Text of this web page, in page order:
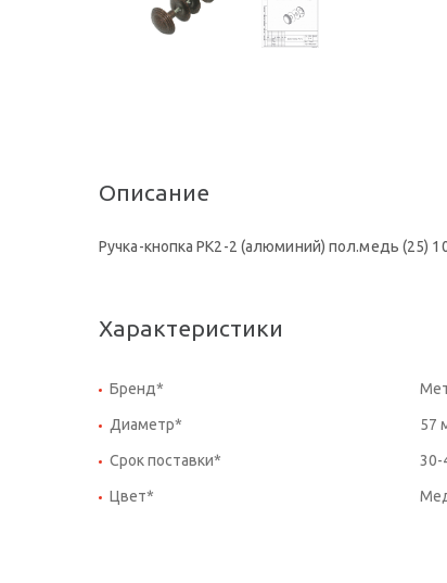
Описание
Ручка-кнопка РК2-2 (алюминий) пол.медь (25)
Характеристики
Бренд*
Диаметр* 57
Срок поставки* 30-
Цвет*